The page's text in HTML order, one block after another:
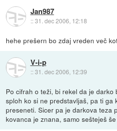
Jan987
::31. dec 2006, 12:18
hehe prešern bo zdaj vreden več
V-i-p
::31. dec 2006, 12:39
Po cifrah o teži, bi rekel da je darko
sploh ko si ne predstavljaš, pa ti
preseneti. Sicer pa je darkova teza
kovanca je znana, samo sešteješ